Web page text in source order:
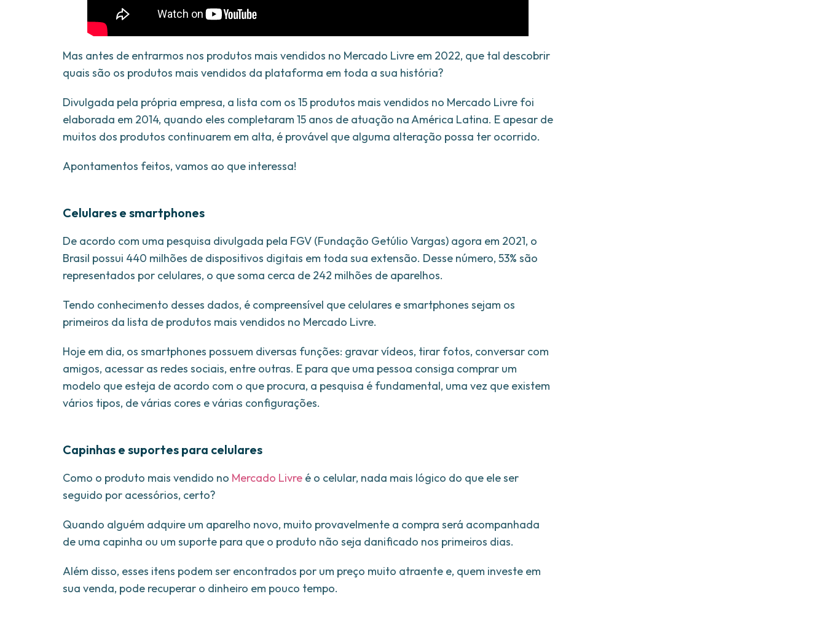
Mas antes de entrarmos nos produtos mais vendidos no Mercado Livre em 2022, que tal descobrir
quais são os produtos mais vendidos da plataforma em toda a sua história?
Divulgada pela própria empresa, a lista com os 15 produtos mais vendidos no Mercado Livre foi
elaborada em 2014, quando eles completaram 15 anos de atuação na América Latina. E apesar de
muitos dos produtos continuarem em alta, é provável que alguma alteração possa ter ocorrido.
Apontamentos feitos, vamos ao que interessa!
Celulares e smartphones
De acordo com uma pesquisa divulgada pela FGV (Fundação Getúlio Vargas) agora em 2021, o
Brasil possui 440 milhões de dispositivos digitais em toda sua extensão. Desse número, 53% são
representados por celulares, o que soma cerca de 242 milhões de aparelhos.
Tendo conhecimento desses dados, é compreensível que celulares e smartphones sejam os
primeiros da lista de produtos mais vendidos no Mercado Livre.
Hoje em dia, os smartphones possuem diversas funções: gravar vídeos, tirar fotos, conversar com
amigos, acessar as redes sociais, entre outras. E para que uma pessoa consiga comprar um
modelo que esteja de acordo com o que procura, a pesquisa é fundamental, uma vez que existem
vários tipos, de várias cores e várias configurações.
Capinhas e suportes para celulares
Como o produto mais vendido no Mercado Livre é o celular, nada mais lógico do que ele ser
seguido por acessórios, certo?
Quando alguém adquire um aparelho novo, muito provavelmente a compra será acompanhada
de uma capinha ou um suporte para que o produto não seja danificado nos primeiros dias.
Além disso, esses itens podem ser encontrados por um preço muito atraente e, quem investe em
sua venda, pode recuperar o dinheiro em pouco tempo.